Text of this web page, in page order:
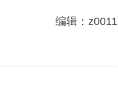
编辑：z0011